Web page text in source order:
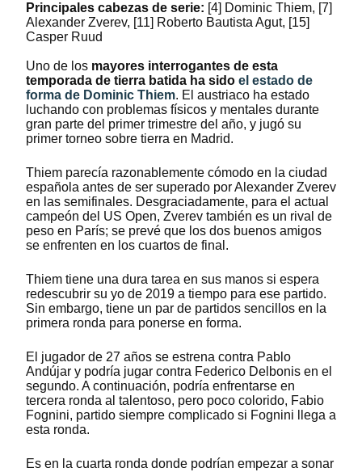
Principales cabezas de serie: [4] Dominic Thiem, [7]
Alexander Zverev, [11] Roberto Bautista Agut, [15]
Casper Ruud
Uno de los mayores interrogantes de esta
temporada de tierra batida ha sido el estado de
forma de Dominic Thiem. El austriaco ha estado
luchando con problemas físicos y mentales durante
gran parte del primer trimestre del año, y jugó su
primer torneo sobre tierra en Madrid.
Thiem parecía razonablemente cómodo en la ciudad
española antes de ser superado por Alexander Zverev
en las semifinales. Desgraciadamente, para el actual
campeón del US Open, Zverev también es un rival de
peso en París; se prevé que los dos buenos amigos
se enfrenten en los cuartos de final.
Thiem tiene una dura tarea en sus manos si espera
redescubrir su yo de 2019 a tiempo para ese partido.
Sin embargo, tiene un par de partidos sencillos en la
primera ronda para ponerse en forma.
El jugador de 27 años se estrena contra Pablo
Andújar y podría jugar contra Federico Delbonis en el
segundo. A continuación, podría enfrentarse en
tercera ronda al talentoso, pero poco colorido, Fabio
Fognini, partido siempre complicado si Fognini llega a
esta ronda.
Es en la cuarta ronda donde podrían empezar a sonar